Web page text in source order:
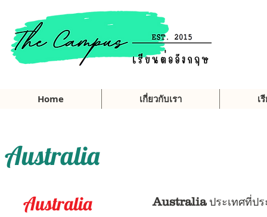
Home เกี่ยวกับเรา เ
Australia
Australia Australia ประเทศที่ป